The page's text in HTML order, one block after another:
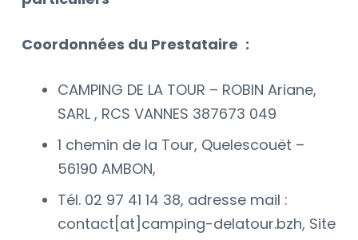
Coordonnées du Prestataire :
CAMPING DE LA TOUR – ROBIN Ariane,
SARL , RCS VANNES 387673 049
1 chemin de la Tour, Quelescouët –
56190 AMBON,
Tél. 02 97 41 14 38, adresse mail :
contact[at]camping-delatour.bzh, Site